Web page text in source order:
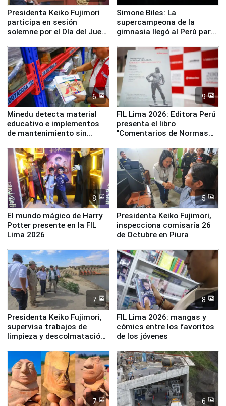
Presidenta Keiko Fujimori
participa en sesión
solemne por el Día del Juez
Simone Biles: La
supercampeona de la
gimnasia llegó al Perú para
Panamericanos Lima 2027
6
Minedu detecta material
educativo e implementos
de mantenimiento sin
la UGEL 2
9
FIL Lima 2026: Editora Perú
presenta el libro
"Comentarios de Normas
Derecho Colectivo"
8
El mundo mágico de Harry
Potter presente en la FIL
Lima 2026
5
Presidenta Keiko Fujimori,
inspecciona comisaría 26
de Octubre en Piura
7
Presidenta Keiko Fujimori,
supervisa trabajos de
limpieza y descolmatación
8
FIL Lima 2026: mangas y
cómics entre los favoritos
de los jóvenes
7 6